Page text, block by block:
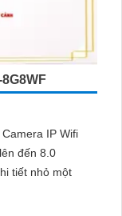
IP Wifi
đến 8.0
tiết nhỏ một